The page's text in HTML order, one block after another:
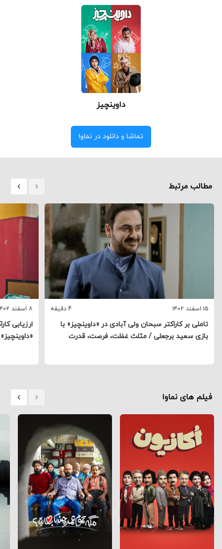
داوینچیز
تماشا و دانلود در نماوا
مطالب مرتبط
۱۵ اسفند ۱۴۰۲ 4 دقیقه
تاملی بر کاراکتر سبحان ولی آبادی در «داوینچیز» با
بازی سعید برجعلی / مثلث غفلت، فرصت، قدرت
۸ اسفند ۱۴۰۲
ارزیابی
فیلم های نماوا